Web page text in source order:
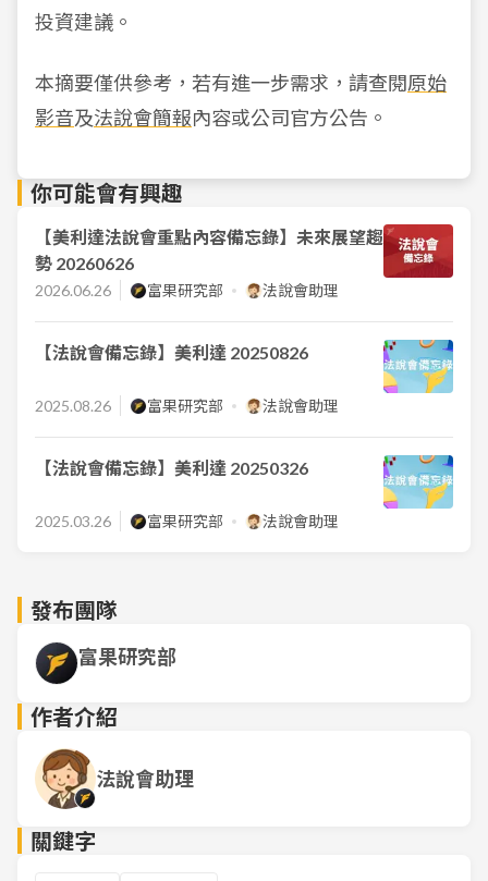
投資建議。
本摘要僅供參考，若有進一步需求，請查閱原始
影音及法說會簡報內容或公司官方公告。
你可能會有興趣
【美利達法說會重點內容備忘錄】未來展望趨
勢 20260626
2026.06.26 富果研究部 法說會助理
【法說會備忘錄】美利達 20250826
2025.08.26 富果研究部 法說會助理
【法說會備忘錄】美利達 20250326
2025.03.26 富果研究部 法說會助理
發布團隊
富果研究部
作者介紹
法說會助理
關鍵字